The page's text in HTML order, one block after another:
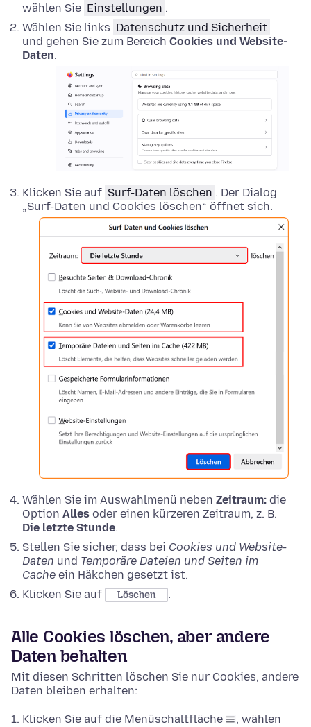
wählen Sie Einstellungen .
Wählen Sie links Datenschutz und Sicherheit
und gehen Sie zum Bereich Cookies und Website-
Daten.
Klicken Sie auf Surf-Daten löschen . Der Dialog
„Surf-Daten und Cookies löschen“ öffnet sich.
Wählen Sie im Auswahlmenü neben Zeitraum: die
Option Alles oder einen kürzeren Zeitraum, z. B.
Die letzte Stunde.
Stellen Sie sicher, dass bei Cookies und Website-
Daten und Temporäre Dateien und Seiten im
Cache ein Häkchen gesetzt ist.
Klicken Sie auf
Löschen .
Alle Cookies löschen, aber andere
Daten behalten
Mit diesen Schritten löschen Sie nur Cookies, andere
Daten bleiben erhalten:
Klicken Sie auf die Menüschaltfläche
, wählen